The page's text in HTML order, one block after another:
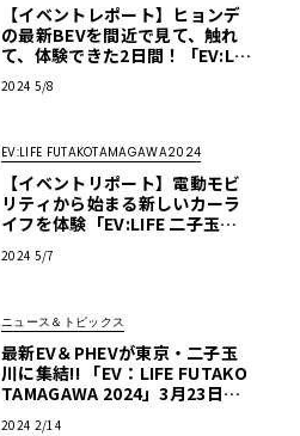
【イベントレポート】ヒョンデ
の最新BEVを間近で見て、触れ
て、体験できた2日間！「EV:LIF
ル・ボランヒョンデブース」
2024 5/8
EV:LIFE FUTAKOTAMAGAWA2024
【イベントリポート】電動モビ
リティから始まる新しいカーラ
イフを体験「EV:LIFE 二子玉川2
2024 5/7
ニュース＆トピックス
最新EV＆PHEVが東京・二子玉
川に集結!! 「EV：LIFE FUTAKO
TAMAGAWA 2024」3月23日
2024 2/14